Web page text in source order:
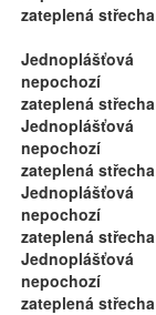
zateplená střecha
Jednoplášťová
nepochozí
zateplená střecha
Jednoplášťová
nepochozí
zateplená střecha
Jednoplášťová
nepochozí
zateplená střecha
Jednoplášťová
nepochozí
zateplená střecha